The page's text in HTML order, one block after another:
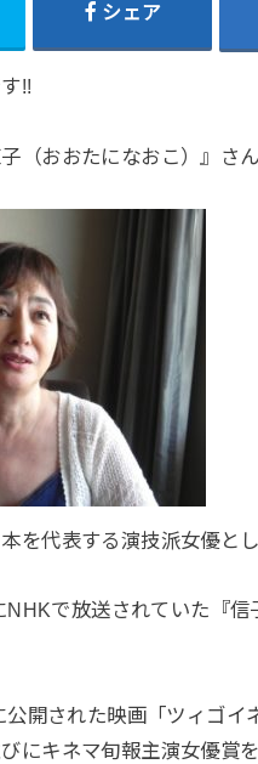
シェア
!!
（おおたになおこ）』さん
を代表する演技派女優と
で放送されていた『
公開された映画「ツィゴ
にキネマ旬報主演女優賞